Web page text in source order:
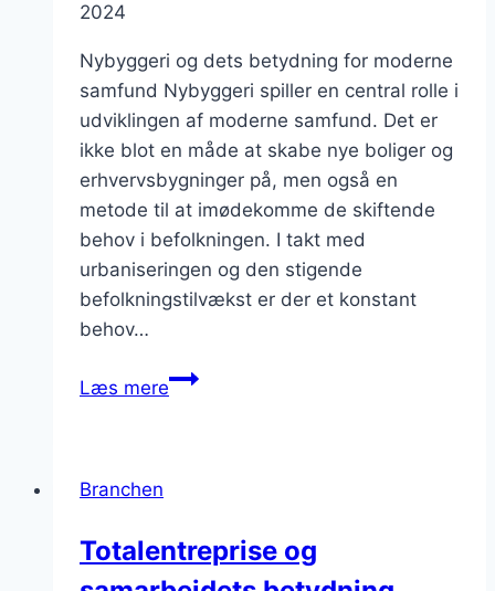
2024
Nybyggeri og dets betydning for moderne
samfund Nybyggeri spiller en central rolle i
udviklingen af moderne samfund. Det er
ikke blot en måde at skabe nye boliger og
erhvervsbygninger på, men også en
metode til at imødekomme de skiftende
behov i befolkningen. I takt med
urbaniseringen og den stigende
befolkningstilvækst er der et konstant
behov…
Læs mereNybyggeri
Branchen
Totalentreprise og